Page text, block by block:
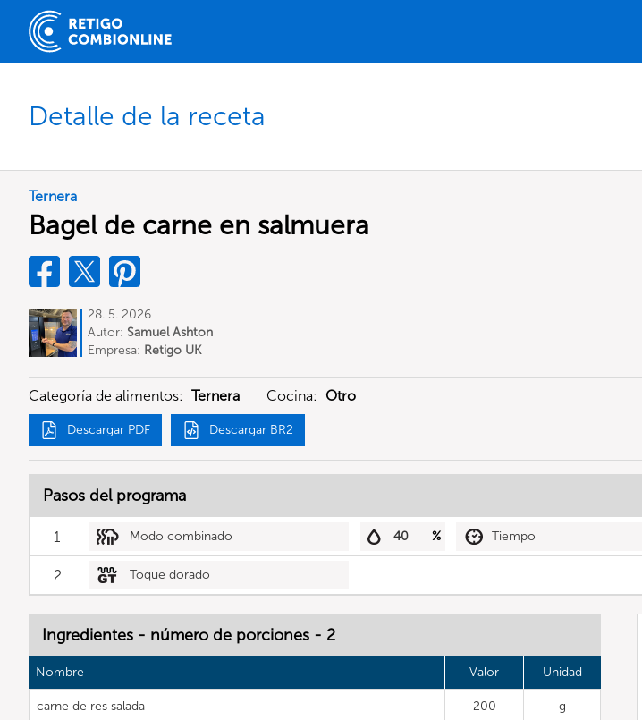
Detalle de la receta
Ternera
Bagel de carne en salmuera
28. 5. 2026
Autor: Samuel Ashton
Empresa: Retigo UK
Categoría de alimentos: Ternera Cocina: Otro
Descargar PDF Descargar BR2
Pasos del programa
1 Modo combinado 40 % Tiempo
2 Toque dorado
Ingredientes - número de porciones - 2
Nombre Valor Unidad
carne de res salada 200 g